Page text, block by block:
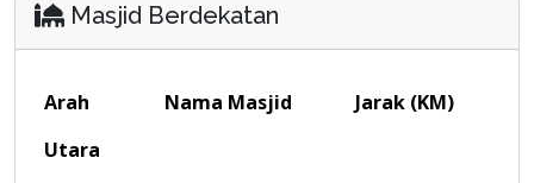
Masjid Berdekatan
Arah Nama Masjid
Jarak (KM)
Utara